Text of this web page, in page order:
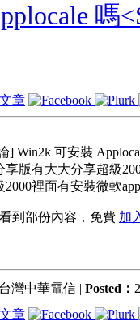
嗎
] Win2k 可安裝
享版有大大分享超級
裡面有安裝微軟
到部份內容，免費 加
灣中華電信 | Posted：